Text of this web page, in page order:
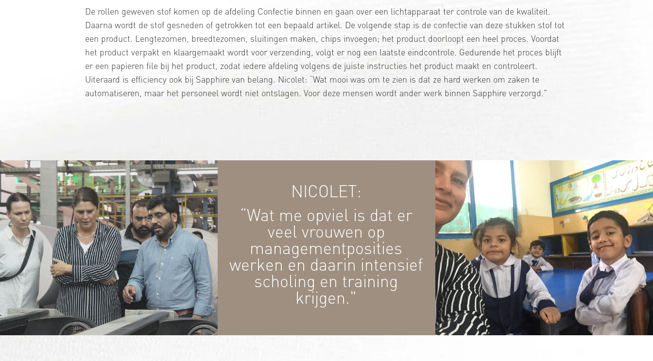
De rollen geweven stof komen op de afdeling Confectie binnen en gaan over een lichtapparaat ter controle van de kwaliteit.
Daarna wordt de stof gesneden of getrokken tot een bepaald artikel. De volgende stap is de confectie van deze stukken stof tot
een product. Lengtezomen, breedtezomen, sluitingen maken, chips invoegen; het product doorloopt een heel proces. Voordat
het product verpakt en klaargemaakt wordt voor verzending, volgt er nog een laatste eindcontrole. Gedurende het proces blijft
er een papieren file bij het product, zodat iedere afdeling volgens de juiste instructies het product maakt en controleert.
Uiteraard is efficiency ook bij Sapphire van belang. Nicolet: “Wat mooi was om te zien is dat ze hard werken om zaken te
automatiseren, maar het personeel wordt niet ontslagen. Voor deze mensen wordt ander werk binnen Sapphire verzorgd.”
NICOLET:
“Wat me opviel is dat er
veel vrouwen op
managementposities
werken en daarin intensief
scholing en training
krijgen."